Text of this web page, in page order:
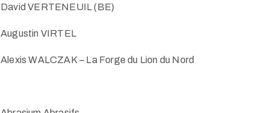
David VERTENEUIL (BE)
Augustin VIRTEL
Alexis WALCZAK – La Forge du Lion du Nord